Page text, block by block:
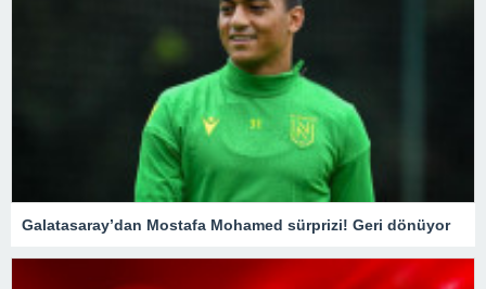
Galatasaray’dan Mostafa Mohamed sürprizi! Geri dönüyor